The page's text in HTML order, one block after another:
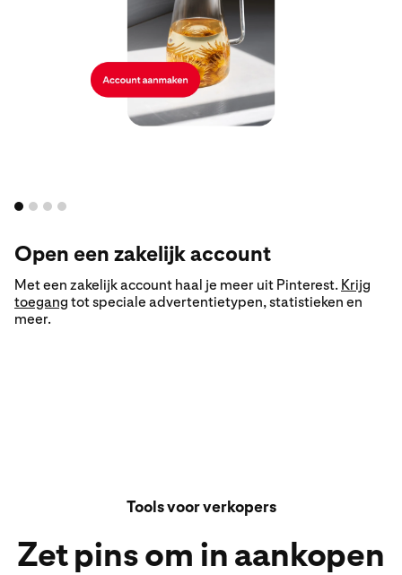
Open een zakelijk account
Met een zakelijk account haal je meer uit Pinterest. Krijg
toegang tot speciale advertentietypen, statistieken en
meer.
Tools voor verkopers
Zet pins om in aankopen